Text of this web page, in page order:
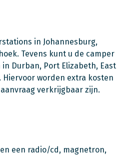
in Johannesburg,
Tevens kunt u de camper
Durban, Port Elizabeth, East
Hiervoor worden extra kosten
verkrijgbaar zijn.
een radio/cd, magnetron,